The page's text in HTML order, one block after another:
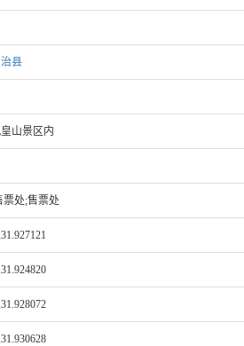
县
山景区内
票处;售票处